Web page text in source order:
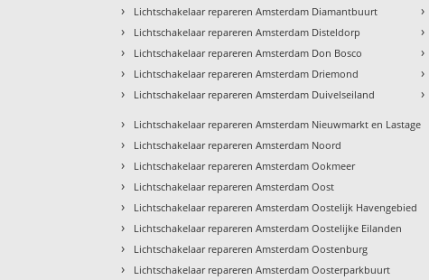
› Lichtschakelaar repareren Amsterdam Diamantbuurt
› Lichtschakelaar repareren Amsterdam Disteldorp
› Lichtschakelaar repareren Amsterdam Don Bosco
› Lichtschakelaar repareren Amsterdam Driemond
› Lichtschakelaar repareren Amsterdam Duivelseiland
›
›
›
›
›
› Lichtschakelaar repareren Amsterdam Nieuwmarkt en Lastage
› Lichtschakelaar repareren Amsterdam Noord
› Lichtschakelaar repareren Amsterdam Ookmeer
› Lichtschakelaar repareren Amsterdam Oost
› Lichtschakelaar repareren Amsterdam Oostelijk Havengebied
› Lichtschakelaar repareren Amsterdam Oostelijke Eilanden
› Lichtschakelaar repareren Amsterdam Oostenburg
› Lichtschakelaar repareren Amsterdam Oosterparkbuurt